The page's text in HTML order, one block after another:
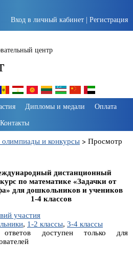
Вход в личный кабинет
Регистрация
центр
Пропустить
навигацию
Дипломы и медали
Оплата
Контакты
и конкурсы > Просмотр
дистанционный
по математике «Задачки от
для дошкольников и учеников
1-4 классов
участия
, 1-2 классы, 3-4 классы
доступен только для